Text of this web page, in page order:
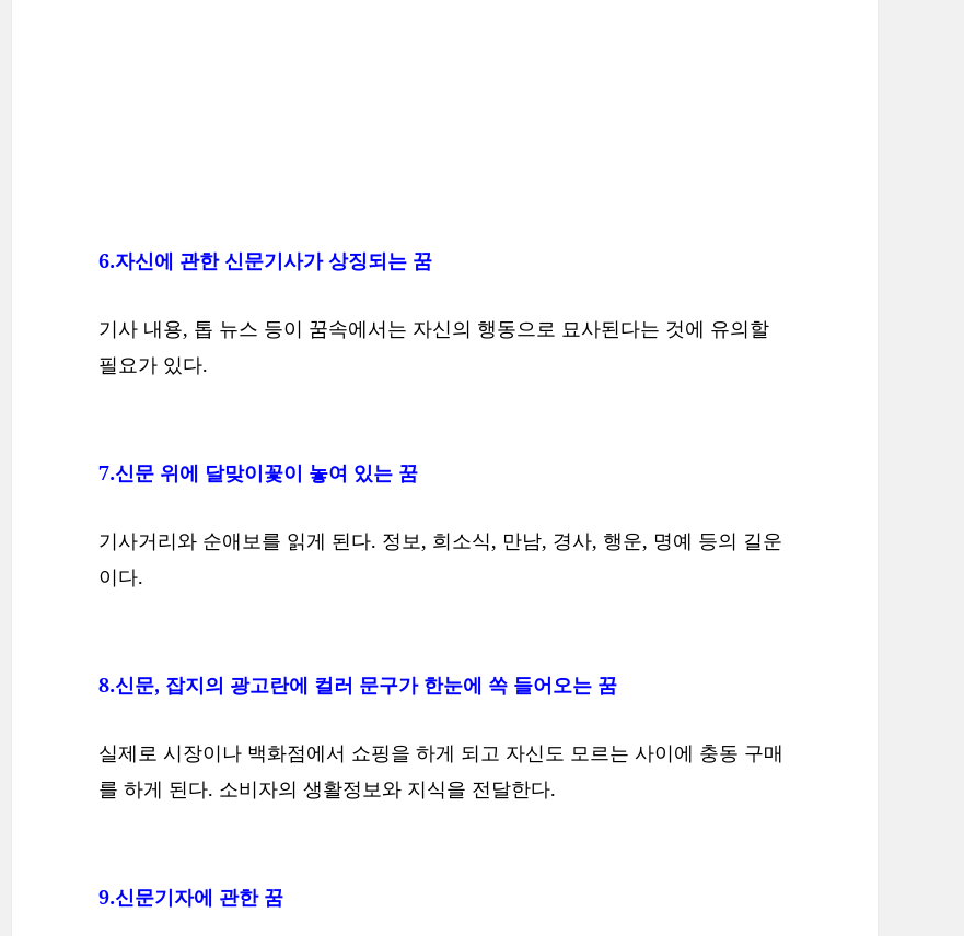
6.자신에 관한 신문기사가 상징되는 꿈
기사 내용, 톱 뉴스 등이 꿈속에서는 자신의 행동으로 묘사된다는 것에 유의할
필요가 있다.
7.신문 위에 달맞이꽃이 놓여 있는 꿈
기사거리와 순애보를 읽게 된다. 정보, 희소식, 만남, 경사, 행운, 명예 등의 길운
이다.
8.신문, 잡지의 광고란에 컬러 문구가 한눈에 쏙 들어오는 꿈
실제로 시장이나 백화점에서 쇼핑을 하게 되고 자신도 모르는 사이에 충동 구매
를 하게 된다. 소비자의 생활정보와 지식을 전달한다.
9.신문기자에 관한 꿈